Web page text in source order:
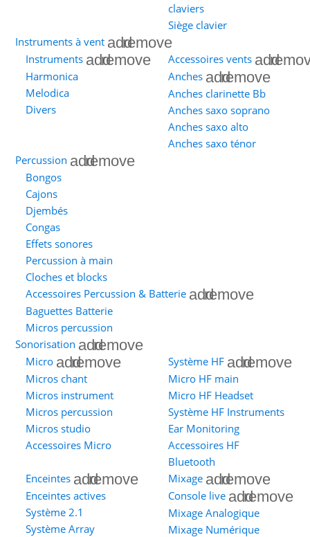
claviers
Siège clavier
Instruments à vent addremove
Instruments addremove
Harmonica
Melodica
Divers
Accessoires vents add
Anches addremove
Anches clarinette Bb
Anches saxo soprano
Anches saxo alto
Anches saxo ténor
Percussion addremove
Bongos
Cajons
Djembés
Congas
Effets sonores
Percussion à main
Cloches et blocks
Accessoires Percussion & Batterie addremove
Baguettes Batterie
Micros percussion
Sonorisation addremove
Micro addremove
Micros chant
Micros instrument
Micros percussion
Micros studio
Accessoires Micro
Système HF addremove
Micro HF main
Micro HF Headset
Système HF Instruments
Ear Monitoring
Accessoires HF
Bluetooth
Enceintes addremove
Enceintes actives
Système 2.1
Système Array
Mixage addremove
Console live addremove
Mixage Analogique
Mixage Numérique